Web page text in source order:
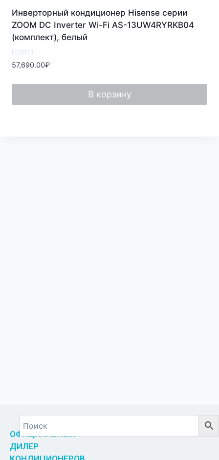
Инверторный кондиционер Hisense серии
ZOOM DC Inverter Wi-Fi AS-13UW4RYRKB04
(комплект), белый
Оценка
0
5
57,690.00₽
В корзину
ОФИЦИАЛЬНЫЙ
ДИЛЕР